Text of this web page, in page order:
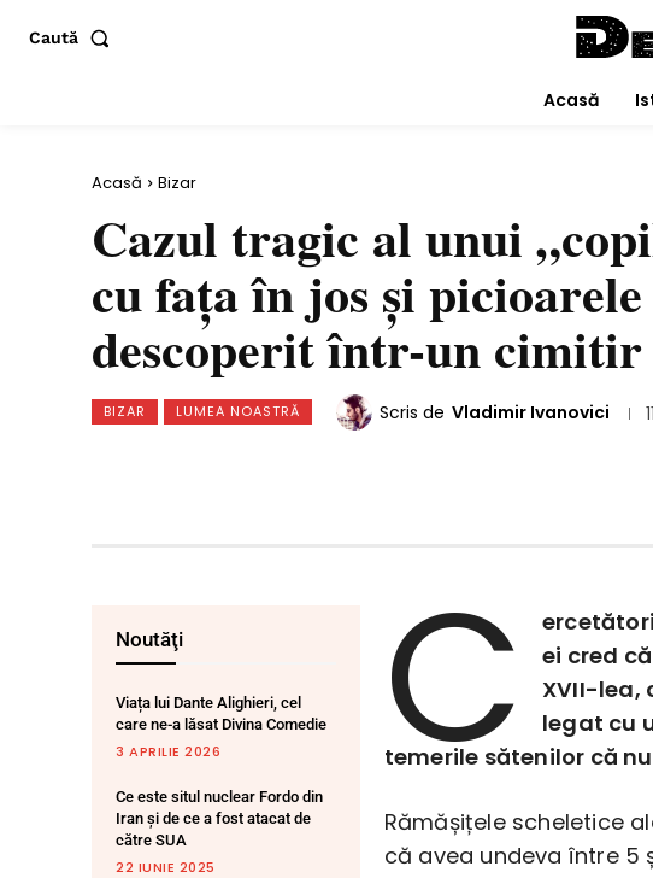
Caută
Acasă
Acasă Bizar
Cazul tragic al unui
cu fața în jos și
descoperit într-un cimitir
BIZAR LUMEA NOASTRĂ Scris de Vladimir Ivanovici
Noutăţi
Viața lui Dante Alighieri, cel
care ne-a lăsat Divina Comedie
3 APRILIE 2026
Ce este situl nuclear Fordo din
Iran și de ce a fost atacat de
către SUA
22 IUNIE 2025
C
ei cred
XVII-lea,
legat cu
temerile sătenilor că
Rămășițele scheletice
că avea undeva între 5